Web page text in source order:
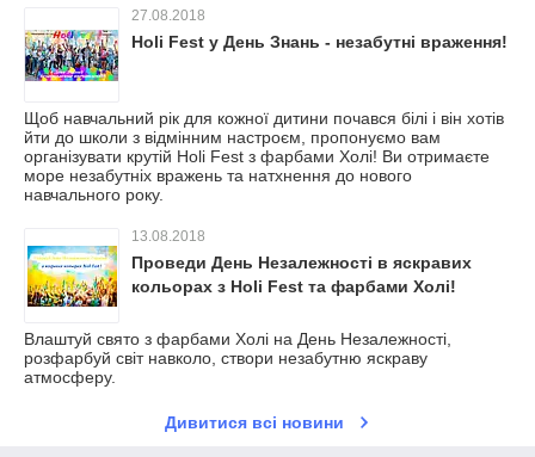
27.08.2018
Holi Fest у День Знань - незабутні враження!
Щоб навчальний рік для кожної дитини почався білі і він хотів
йти до школи з відмінним настроєм, пропонуємо вам
організувати крутій Holi Fest з фарбами Холі! Ви отримаєте
море незабутніх вражень та натхнення до нового
навчального року.
13.08.2018
Проведи День Незалежності в яскравих
кольорах з Holi Fest та фарбами Холі!
Влаштуй свято з фарбами Холі на День Незалежності,
розфарбуй світ навколо, створи незабутню яскраву
атмосферу.
Дивитися всі новини